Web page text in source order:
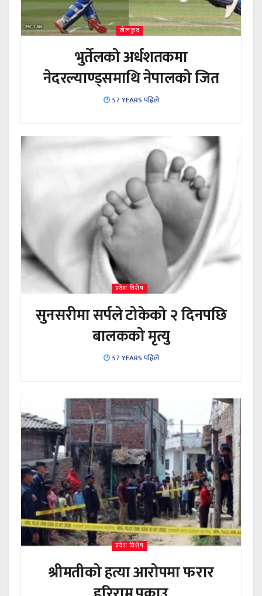
खेलकुद
भुर्तेलको अर्धशतकमा
नेदरल्याण्ड्समाथि नेपालको जित
57 YEARS पहिले
प्रदेश विशेष
सुनसरीमा सर्पले टोकेको २ दिनपछि
बालकको मृत्यु
57 YEARS पहिले
प्रदेश विशेष
श्रीमतीको हत्या आरोपमा फरार